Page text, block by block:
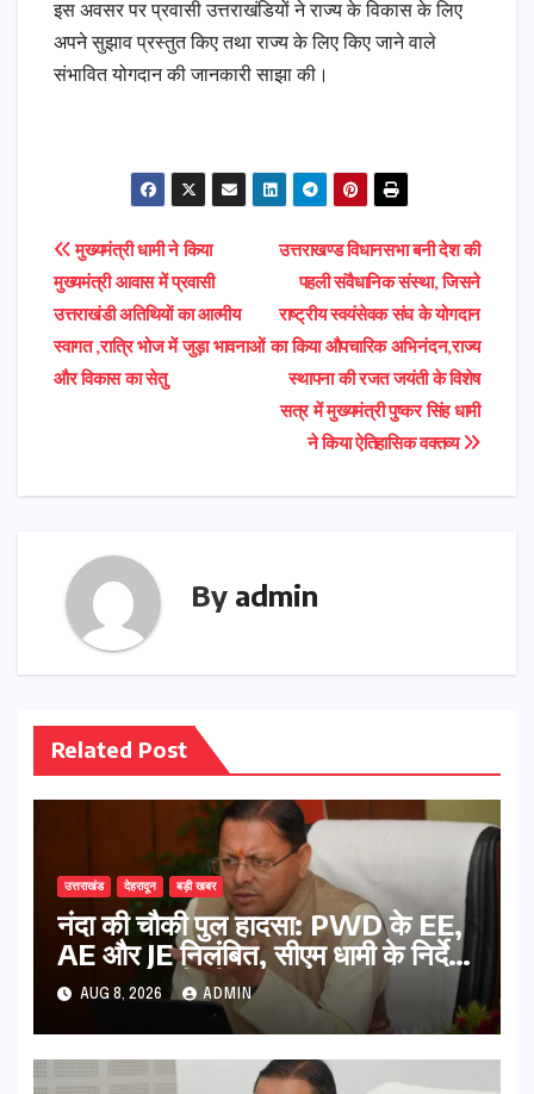
इस अवसर पर प्रवासी उत्तराखंडियों ने राज्य के विकास के लिए
अपने सुझाव प्रस्तुत किए तथा राज्य के लिए किए जाने वाले
संभावित योगदान की जानकारी साझा की।
Post
navigation
उत्तराखण्ड विधानसभा बनी देश की
पहली संवैधानिक संस्था, जिसने
राष्ट्रीय स्वयंसेवक संघ के योगदान
का किया औपचारिक अभिनंदन,राज्य
स्थापना की रजत जयंती के विशेष
सत्र में मुख्यमंत्री पुष्कर सिंह धामी
ने किया ऐतिहासिक वक्तव्य
मुख्यमंत्री धामी ने किया
मुख्यमंत्री आवास में प्रवासी
उत्तराखंडी अतिथियों का आत्मीय
स्वागत ,रात्रि भोज में जुड़ा भावनाओं
और विकास का सेतु
By admin
Related Post
उत्तराखंड देहरादून बड़ी खबर
नंदा की चौकी पुल हादसा: PWD के EE,
AE और JE निलंबित, सीएम धामी के निर्देश
पर सख्त कार्रवाई
AUG 8, 2026 ADMIN